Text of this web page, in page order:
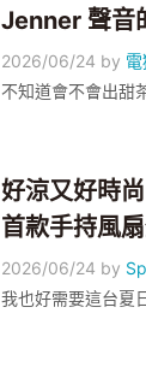
Jenner 聲音
2026/06/24 by
不知道會不會出甜
好涼又好時
首款手持風扇
2026/06/24 by
我也好需要這台夏